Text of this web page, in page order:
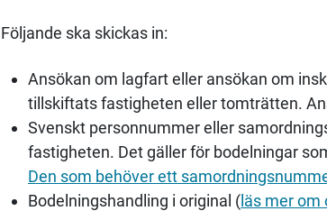
Följande ska skickas in:
Ansökan om lagfart eller ansökan om
tillskiftats fastigheten eller tomträtten.
Svenskt personnummer eller
fastigheten. Det gäller för bodelningar
Den som behöver ett
Bodelningshandling i original (läs mer om